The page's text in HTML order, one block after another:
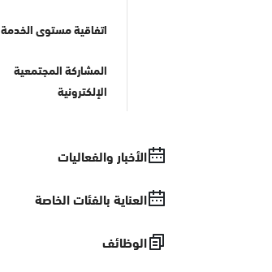
اتفاقية مستوى الخدمة
المشاركة المجتمعية
الإلكترونية
الأخبار والفعاليات
العناية بالفئات الخاصة
الوظائف